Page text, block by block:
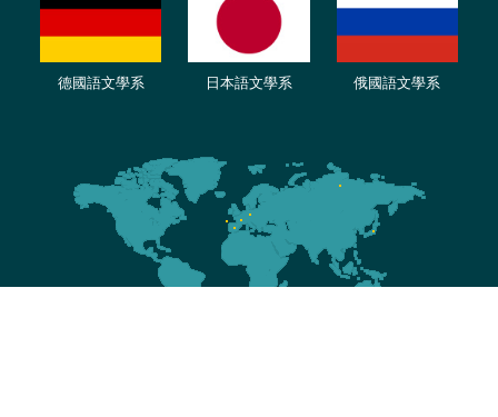
德國語文學系 日本語文學系 俄國語文學系